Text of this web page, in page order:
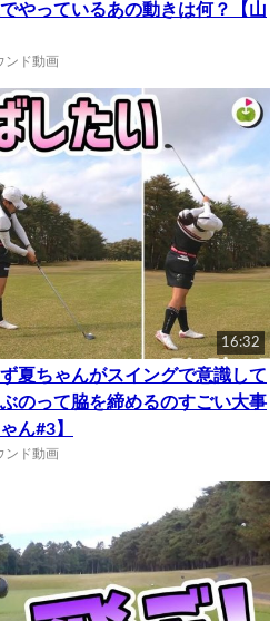
やっているあの動きは何？【山
ンド動画
16:32
夏ちゃんがスイングで意識して
のって脇を締めるのすごい大事
ん#3】
ンド動画